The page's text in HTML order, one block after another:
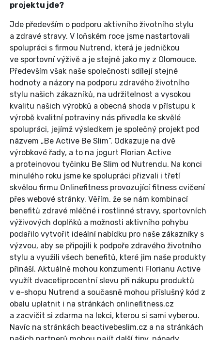
projektu jde?
Jde především o podporu aktivního životního stylu
a zdravé stravy. V loňském roce jsme nastartovali
spolupráci s firmou Nutrend, která je jedničkou
ve sportovní výživě a je stejně jako my z Olomouce.
Především však naše společnosti sdílejí stejné
hodnoty a názory na podporu zdravého životního
stylu našich zákazníků, na udržitelnost a vysokou
kvalitu našich výrobků a obecná shoda v přístupu k
výrobě kvalitní potraviny nás přivedla ke skvělé
spolupráci, jejímž výsledkem je společný projekt pod
názvem „Be Active Be Slim“. Odkazuje na dvě
výrobkové řady, a to na jogurt Florian Active
a proteinovou tyčinku Be Slim od Nutrendu. Na konci
minulého roku jsme ke spolupráci přizvali i třetí
skvělou firmu Online­fitness provozující fitness cvičení
přes webové stránky. Věřím, že se nám kombinací
benefitů zdravé mléčné i rostlinné stravy, sportovních
výživových doplňků a možnosti aktivního pohybu
podařilo vytvořit ideální nabídku pro naše zákazníky s
výzvou, aby se připojili k podpoře zdravého životního
stylu a využili všech benefitů, které jim naše produkty
přináší. Aktuálně mohou konzumenti Florianu Active
využít dvacetiprocentní slevu při nákupu produktů
v e-shopu Nutrend a současně mohou příslušný kód z
obalu uplatnit i na stránkách onlinefitness.cz
a zacvičit si zdarma na lekci, kterou si sami vyberou.
Navíc na stránkách beactivebeslim.cz a na stránkách